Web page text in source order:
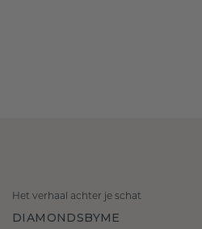
Het verhaal achter je schat
DIAMONDSBYME